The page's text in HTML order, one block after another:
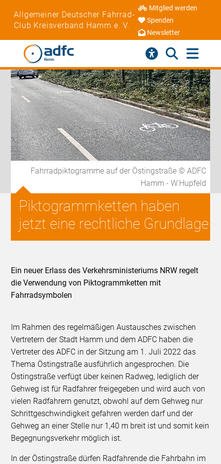
Allgemeiner Deutscher Fahrrad-
Club Kreisverband Hamm e. V.
Mitglied werden
Spenden
Newsletter
Fahrradpiktogramme auf der Östingstraße © ADFC
Hamm - W.Hupfeld
Piktogrammketten haben
jetzt eine rechtliche Grundlage
Ein neuer Erlass des Verkehrsministeriums NRW regelt
die Verwendung von Piktogrammketten mit
Fahrradsymbolen
Im Rahmen des regelmäßigen Austausches zwischen
Vertretern der Stadt Hamm und dem ADFC haben die
Vertreter des ADFC in der Sitzung am 1. Juli 2022 das
Thema Östingstraße ausführlich angesprochen. Die
Östingstraße verfügt über keinen Radweg, lediglich der
Gehweg ist für Radfahrer freigegeben und wird auch von
vielen Radfahrern genutzt, obwohl auf dem Gehweg nur
Schrittgeschwindigkeit gefahren werden darf und der
Gehweg an einer Stelle nur 1,40 m breit ist und somit kein
Begegnungsverkehr möglich ist.
In der Östingstraße dürfen Radfahrende die Fahrbahn im